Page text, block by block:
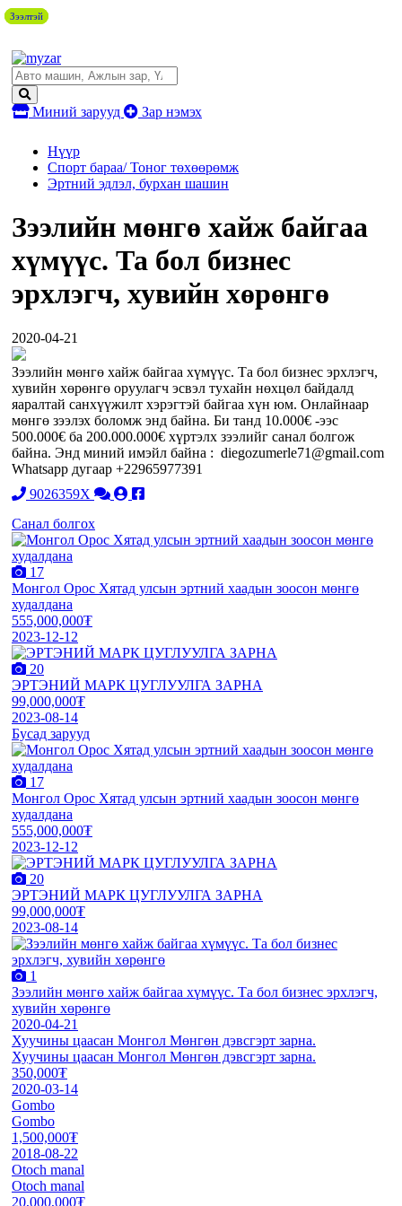
Миний зарууд Зар нэмэх
Нүүр
Спорт бараа/ Тоног төхөөрөмж
Эртний эдлэл, бурхан шашин
Зээлийн мөнгө хайж байгаа
хүмүүс. Та бол бизнес
эрхлэгч, хувийн хөрөнгө
2020-04-21
Зээлийн мөнгө хайж байгаа хүмүүс. Та бол бизнес эрхлэгч,
хувийн хөрөнгө оруулагч эсвэл тухайн нөхцөл байдалд
яаралтай санхүүжилт хэрэгтэй байгаа хүн юм. Онлайнаар
мөнгө зээлэх боломж энд байна. Би танд 10.000€ -ээс
500.000€ ба 200.000.000€ хүртэлх зээлийг санал болгож
байна. Энд миний имэйл байна : diegozumerle71@gmail.com
Whatsapp дугаар +22965977391
9026359X
Санал болгох
17
Монгол Орос Хятад улсын эртний хаадын зоосон мөнгө
худалдана
555,000,000₮
2023-12-12
20
ЭРТЭНИЙ МАРК ЦУГЛУУЛГА ЗАРНА
99,000,000₮
2023-08-14
Бусад зарууд
17
Монгол Орос Хятад улсын эртний хаадын зоосон мөнгө
худалдана
555,000,000₮
2023-12-12
20
ЭРТЭНИЙ МАРК ЦУГЛУУЛГА ЗАРНА
99,000,000₮
2023-08-14
1
Зээлийн мөнгө хайж байгаа хүмүүс. Та бол бизнес эрхлэгч,
хувийн хөрөнгө
2020-04-21
Хуучины цаасан Монгол Мөнгөн дэвсгэрт зарна.
Хуучины цаасан Монгол Мөнгөн дэвсгэрт зарна.
350,000₮
2020-03-14
Gombo
Зээлтэй
Gombo
1,500,000₮
2018-08-22
Otoch manal
Зээлтэй
Otoch manal
20,000,000₮
Зээлтэй